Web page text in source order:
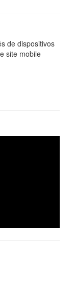
de dispositivos
site mobile